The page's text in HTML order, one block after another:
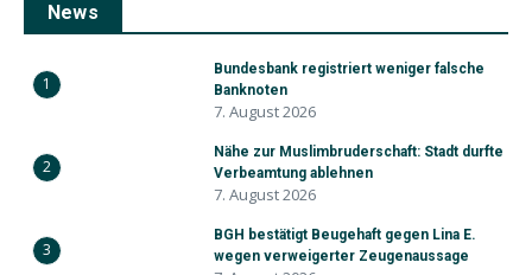
News
1
Bundesbank registriert weniger falsche
Banknoten
7. August 2026
2
Nähe zur Muslimbruderschaft: Stadt durfte
Verbeamtung ablehnen
7. August 2026
3
BGH bestätigt Beugehaft gegen Lina E.
wegen verweigerter Zeugenaussage